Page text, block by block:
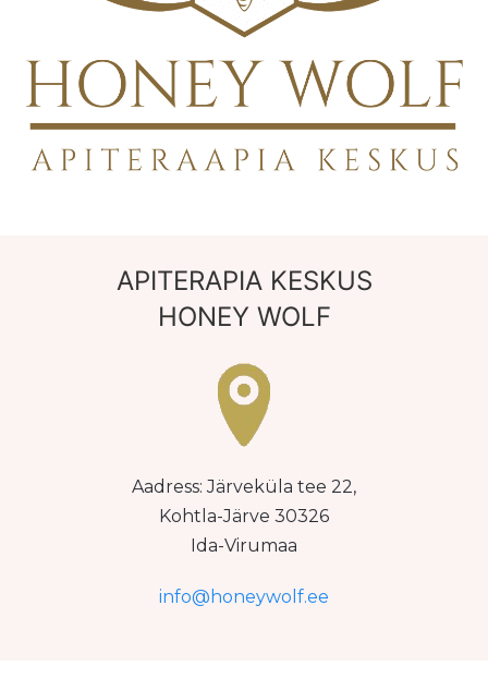
APITERAPIA KESKUS
HONEY WOLF
Aadress: Järveküla tee 22,
Kohtla-Järve 30326
Ida-Virumaa
info@honeywolf.ee